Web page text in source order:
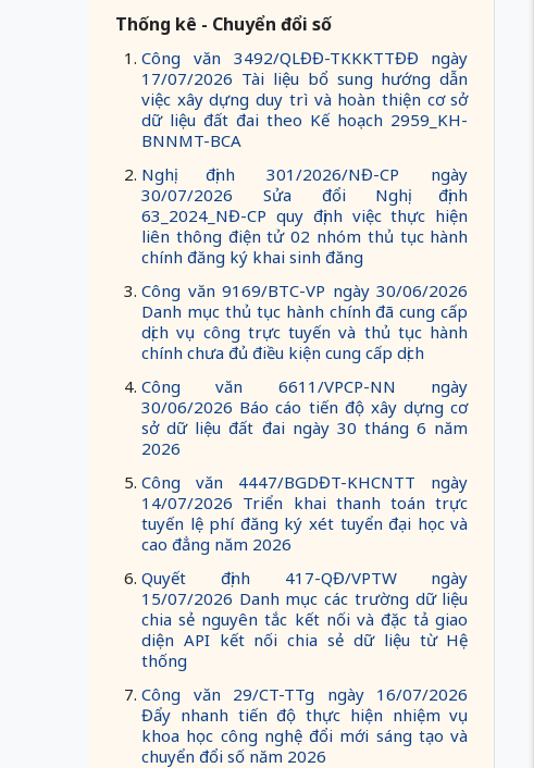
Thống kê - Chuyển đổi số
Công văn 3492/QLĐĐ-TKKKTTĐĐ ngày
17/07/2026 Tài liệu bổ sung hướng dẫn
việc xây dựng duy trì và hoàn thiện cơ sở
dữ liệu đất đai theo Kế hoạch 2959_KH-
BNNMT-BCA
Nghị định 301/2026/NĐ-CP ngày
30/07/2026 Sửa đổi Nghị định
63_2024_NĐ-CP quy định việc thực hiện
liên thông điện tử 02 nhóm thủ tục hành
chính đăng ký khai sinh đăng
Công văn 9169/BTC-VP ngày 30/06/2026
Danh mục thủ tục hành chính đã cung cấp
dịch vụ công trực tuyến và thủ tục hành
chính chưa đủ điều kiện cung cấp dịch
Công văn 6611/VPCP-NN ngày
30/06/2026 Báo cáo tiến độ xây dựng cơ
sở dữ liệu đất đai ngày 30 tháng 6 năm
2026
Công văn 4447/BGDĐT-KHCNTT ngày
14/07/2026 Triển khai thanh toán trực
tuyến lệ phí đăng ký xét tuyển đại học và
cao đẳng năm 2026
Quyết định 417-QĐ/VPTW ngày
15/07/2026 Danh mục các trường dữ liệu
chia sẻ nguyên tắc kết nối và đặc tả giao
diện API kết nối chia sẻ dữ liệu từ Hệ
thống
Công văn 29/CT-TTg ngày 16/07/2026
Đẩy nhanh tiến độ thực hiện nhiệm vụ
khoa học công nghệ đổi mới sáng tạo và
chuyển đổi số năm 2026